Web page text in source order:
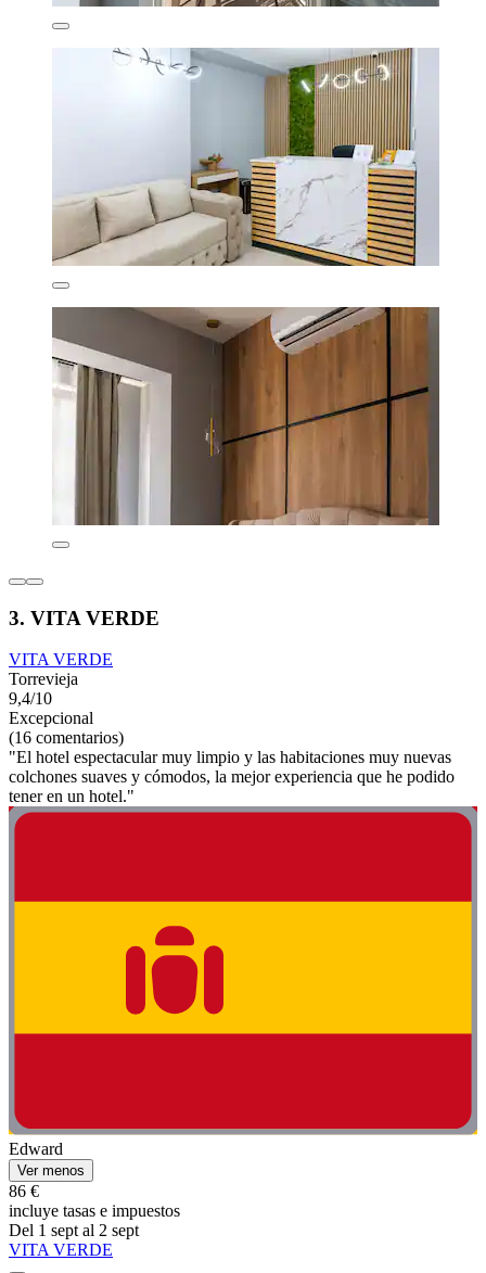
3. VITA VERDE
VITA VERDE
Torrevieja
9,4/10
Excepcional
(16 comentarios)
"El hotel espectacular muy limpio y las habitaciones muy nuevas
colchones suaves y cómodos, la mejor experiencia que he podido
tener en un hotel."
Edward
Ver menos
86 €
incluye tasas e impuestos
Del 1 sept al 2 sept
VITA VERDE